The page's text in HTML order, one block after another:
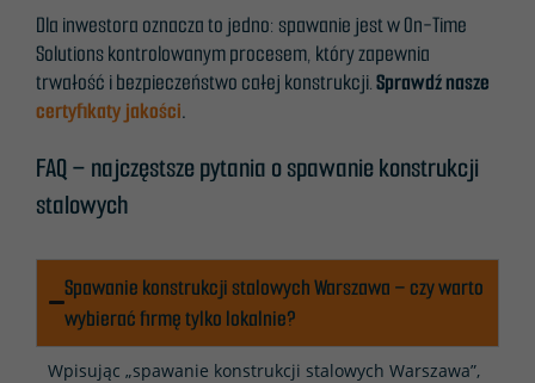
Dla inwestora oznacza to jedno: spawanie jest w On-Time
Solutions kontrolowanym procesem, który zapewnia
trwałość i bezpieczeństwo całej konstrukcji.Sprawdź nasze
certyfikaty jakości.
FAQ – najczęstsze pytania o spawanie konstrukcji
stalowych
Spawanie konstrukcji stalowych Warszawa – czy warto
wybierać firmę tylko lokalnie?
Wpisując „spawanie konstrukcji stalowych Warszawa”,